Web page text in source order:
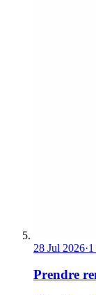
28 Jul 2026·
Prendre